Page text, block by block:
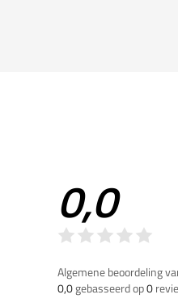
0,0
Algemene beoordeling
0,0gebasseerd op0